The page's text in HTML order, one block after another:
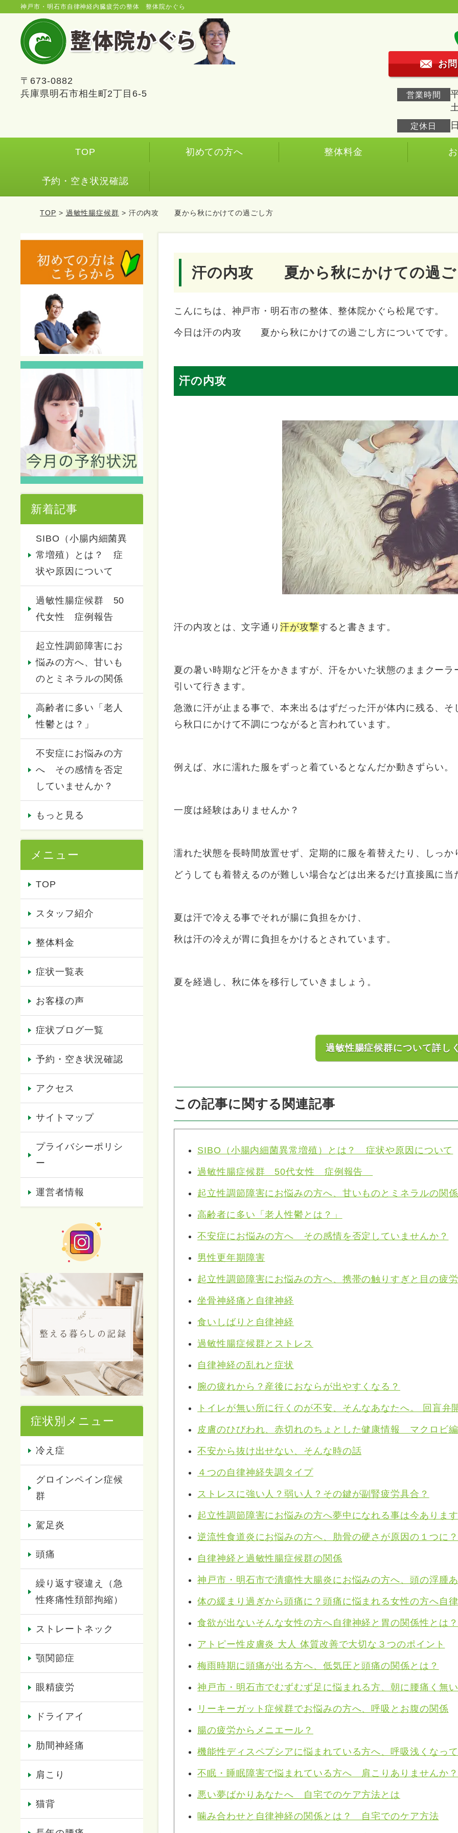
神戸市・明石市自律神経内臓疲労の整体 整体院かぐら
〒673-0882
兵庫県明石市相生町2丁目6-5
お
営業時間
定休日
TOP 初めての方へ 整体料金
予約・空き状況確認
TOP > 過敏性腸症候群 > 汗の内攻 夏から秋にかけての過ごし方
汗の内攻 夏から秋にかけての過ご
こんにちは、神戸市・明石市の整体、整体院かぐら松尾です。
今日は汗の内攻 夏から秋にかけての過ごし方についてです。
汗の内攻
汗の内攻とは、文字通り汗が攻撃すると書きます。
夏の暑い時期など汗をかきますが、汗をかいた状態のままクー
引いて行きます。
急激に汗が止まる事で、本来出るはずだった汗が体内に残る、
ら秋口にかけて不調につながると言われています。
例えば、水に濡れた服をずっと着ているとなんだか動きずらい。
一度は経験はありませんか？
濡れた状態を長時間放置せず、定期的に服を着替えたり、しっ
どうしても着替えるのが難しい場合などは出来るだけ直接風に
夏は汗で冷える事でそれが腸に負担をかけ、
秋は汗の冷えが胃に負担をかけるとされています。
夏を経過し、秋に体を移行していきましょう。
過敏性腸症候群について詳し
この記事に関する関連記事
SIBO（小腸内細菌異常増殖）とは？ 症状や原因について
過敏性腸症候群 50代女性 症例報告
起立性調節障害にお悩みの方へ、甘いものとミネラルの関係
高齢者に多い「老人性鬱とは？」
不安症にお悩みの方へ その感情を否定していませんか？
男性更年期障害
起立性調節障害にお悩みの方へ、携帯の触りすぎと目の疲労
坐骨神経痛と自律神経
食いしばりと自律神経
過敏性腸症候群とストレス
自律神経の乱れと症状
腕の疲れから？産後におならが出やすくなる？
トイレが無い所に行くのが不安、そんなあなたへ。 回盲弁
皮膚のひびわれ、赤切れのちょとした健康情報 マクロビ編
不安から抜け出せない、そんな時の話
４つの自律神経失調タイプ
ストレスに強い人？弱い人？その鍵が副腎疲労具合？
起立性調節障害にお悩みの方へ夢中になれる事は今ありま
逆流性食道炎にお悩みの方へ、肋骨の硬さが原因の１つに？
自律神経と過敏性腸症候群の関係
神戸市・明石市で潰瘍性大腸炎にお悩みの方へ、頭の浮腫
体の緩まり過ぎから頭痛に？頭痛に悩まれる女性の方へ自
食欲が出ないそんな女性の方へ自律神経と胃の関係性とは？
アトピー性皮膚炎 大人 体質改善で大切な３つのポイント
梅雨時期に頭痛が出る方へ、低気圧と頭痛の関係とは？
神戸市・明石市でむずむず足に悩まれる方、朝に腰痛く無
リーキーガット症候群でお悩みの方へ、呼吸とお腹の関係
腸の疲労からメニエール？
機能性ディスペプシアに悩まれている方へ、呼吸浅くなっ
不眠・睡眠障害で悩まれている方へ 肩こりありませんか？
悪い夢ばかりあなたへ 自宅でのケア方法とは
噛み合わせと自律神経の関係とは？ 自宅でのケア方法
新着記事
SIBO（小腸内細菌異
常増殖）とは？ 症
状や原因について
過敏性腸症候群 50
代女性 症例報告
起立性調節障害にお
悩みの方へ、甘いも
のとミネラルの関係
高齢者に多い「老人
性鬱とは？」
不安症にお悩みの方
へ その感情を否定
していませんか？
もっと見る
メニュー
TOP
スタッフ紹介
整体料金
症状一覧表
お客様の声
症状ブログ一覧
予約・空き状況確認
アクセス
サイトマップ
プライバシーポリシ
ー
運営者情報
症状別メニュー
冷え症
グロインペイン症候
群
駕足炎
頭痛
繰り返す寝違え（急
性疼痛性頚部拘縮）
ストレートネック
顎関節症
眼精疲労
ドライアイ
肋間神経痛
肩こり
猫背